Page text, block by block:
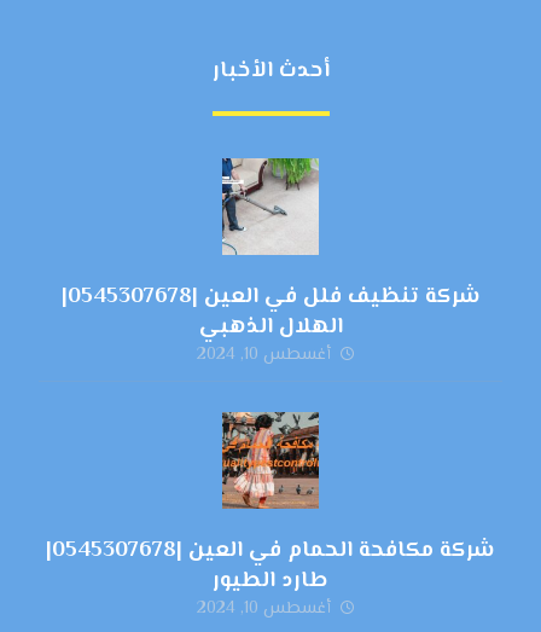
أحدث الأخبار
شركة تنظيف فلل في العين |0545307678|
الهلال الذهبي
أغسطس 10, 2024
شركة مكافحة الحمام في العين |0545307678|
طارد الطيور
أغسطس 10, 2024